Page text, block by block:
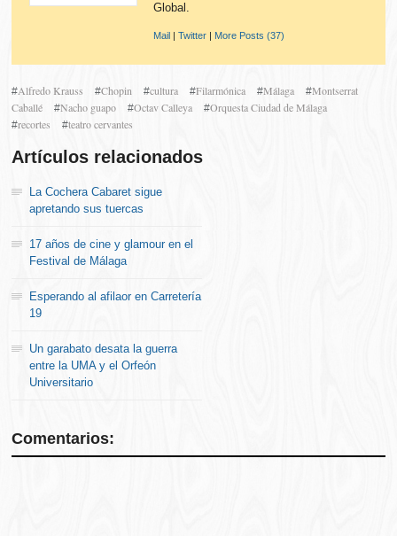
Global.
Mail |Twitter | More Posts (37)
#Alfredo Krauss #Chopin #cultura #Filarmónica #Málaga #Montserrat
Caballé
#Nacho guapo #Octav Calleya #Orquesta Ciudad de Málaga
#recortes #teatro cervantes
Artículos relacionados
La Cochera Cabaret sigue
apretando sus tuercas
17 años de cine y glamour en el
Festival de Málaga
Esperando al afilaor en Carretería
19
Un garabato desata la guerra
entre la UMA y el Orfeón
Universitario
Comentarios: